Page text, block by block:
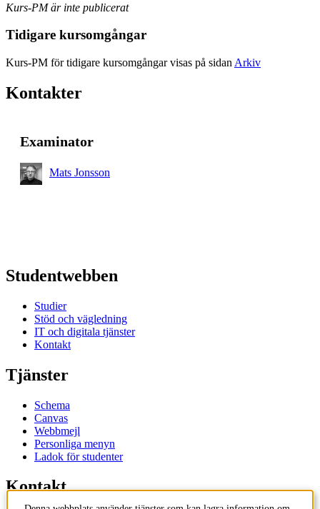
Kurs-PM är inte publicerat
Tidigare kursomgångar
Kurs-PM för tidigare kursomgångar visas på sidan Arkiv
Kontakter
Examinator
Mats Jonsson
Studentwebben
Studier
Stöd och vägledning
IT och digitala tjänster
Kontakt
Tjänster
Schema
Canvas
Webbmejl
Personliga menyn
Ladok för studenter
Kontakt